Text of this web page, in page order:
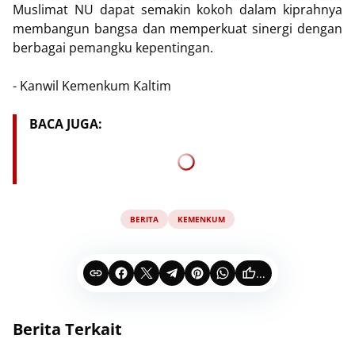
Muslimat NU dapat semakin kokoh dalam kiprahnya
membangun bangsa dan memperkuat sinergi dengan
berbagai pemangku kepentingan.
- Kanwil Kemenkum Kaltim
BACA JUGA:
BERITA KEMENKUM
...
Berita Terkait